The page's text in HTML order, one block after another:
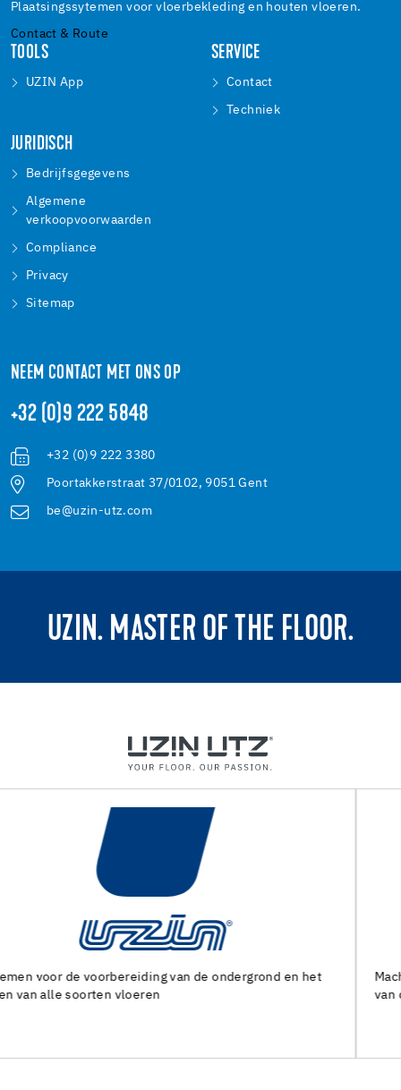
Plaatsingssytemen voor vloerbekleding en houten vloeren.
Contact & Route
TOOLS
UZIN App
SERVICE
Contact
Techniek
JURIDISCH
Bedrijfsgegevens
Algemene
verkoopvoorwaarden
Compliance
Privacy
Sitemap
NEEM CONTACT MET ONS OP
+32 (0)9 222 5848
+32 (0)9 222 3380
Poortakkerstraat 37/0102, 9051 Gent
be@uzin-utz.com
UZIN. MASTER OF THE FLOOR.
Machines en speciaal gereedschap voor de
van de ondergrond en het leggen van alle soorten